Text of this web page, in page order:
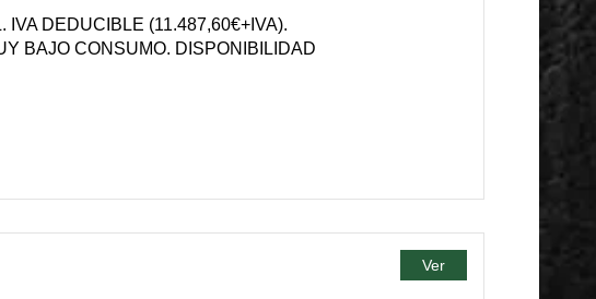
DEDUCIBLE (11.487,60€+IVA).
BAJO CONSUMO. DISPONIBILIDAD
Ver